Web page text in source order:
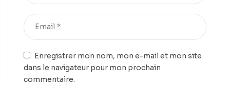
Enregistrer mon nom, mon e-mail et mon site
dans le navigateur pour mon prochain
commentaire.